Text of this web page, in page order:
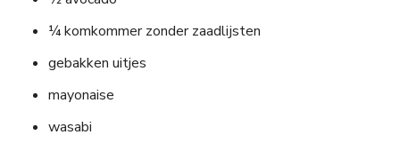
¼ komkommer zonder zaadlijsten
gebakken uitjes
mayonaise
wasabi